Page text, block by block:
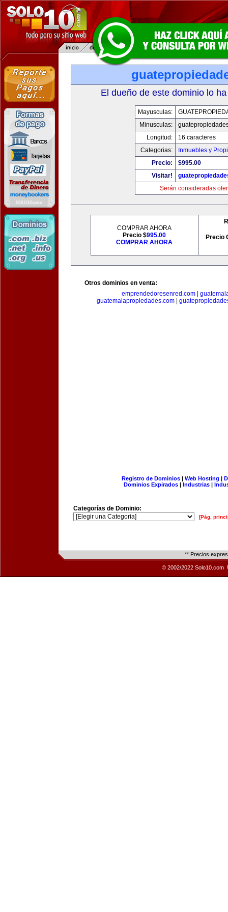
El dueño de este dominio lo
Mayusculas:
Minusculas:
Longitud:
16 caracteres
Categorias:
Inmuebles y
Precio:
$995.00
Visitar!
Serán consideradas
COMPRAR AHORA
Precio $995.00
COMPRAR AHORA
Precio
Otros dominios en venta:
emprendedoresenred.com|
guatemalapropiedades.com|
Registro de Dominios| Web Hosting |
Dominios Expirados | Industrias |
Categorías de Dominio:
[Pág.
** Precios
© 2002/2022 Solo10.com